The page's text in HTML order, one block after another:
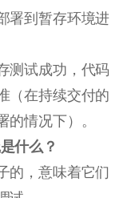
署到暂存环境进
测试成功，代码
（在持续交付的
情况下）。
什么？
的，意味着它们